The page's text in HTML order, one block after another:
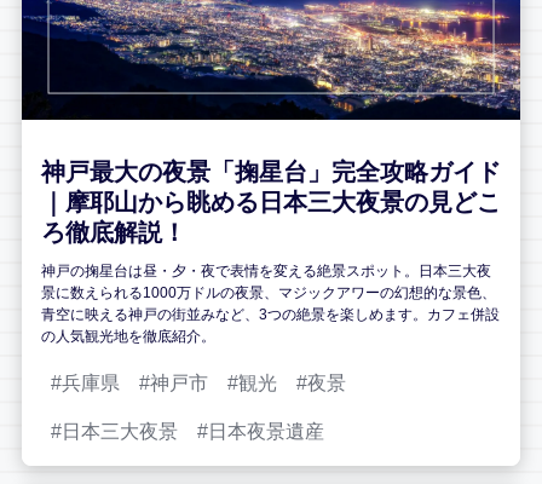
神戸最大の夜景「掬星台」完全攻略ガイド
｜摩耶山から眺める日本三大夜景の見どこ
ろ徹底解説！
神戸の掬星台は昼・夕・夜で表情を変える絶景スポット。日本三大夜
景に数えられる1000万ドルの夜景、マジックアワーの幻想的な景色、
青空に映える神戸の街並みなど、3つの絶景を楽しめます。カフェ併設
の人気観光地を徹底紹介。
兵庫県 神戸市 観光 夜景
日本三大夜景 日本夜景遺産